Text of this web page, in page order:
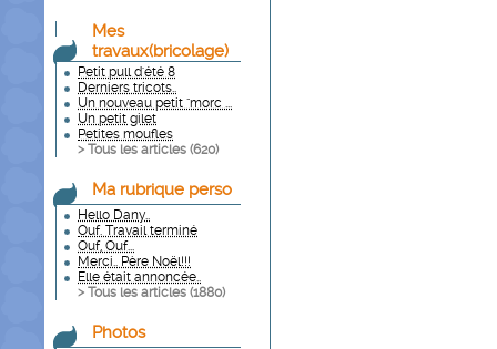
Mes
travaux(bricolage)
Petit pull d'été 8
Derniers tricots..
Un nouveau petit "morc ...
Un petit gilet
Petites moufles
> Tous les articles (620)
Ma rubrique perso
Hello Dany..
Ouf. Travail terminé
Ouf, Ouf...
Merci.. Père Noël!!!
Elle était annoncée..
> Tous les articles (1880)
Photos